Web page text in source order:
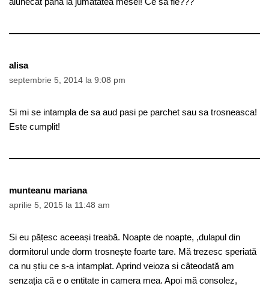
alisa
septembrie 5, 2014 la 9:08 pm
Si mi se intampla de sa aud pasi pe parchet sau sa trosneasca!
Este cumplit!
munteanu mariana
aprilie 5, 2015 la 11:48 am
Si eu pățesc aceeași treabă. Noapte de noapte, ,dulapul din
dormitorul unde dorm trosnește foarte tare. Mă trezesc speriată
ca nu știu ce s-a intamplat. Aprind veioza si câteodată am
senzația că e o entitate in camera mea. Apoi mă consolez,